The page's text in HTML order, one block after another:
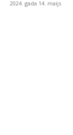
2024. gada 14. maijs